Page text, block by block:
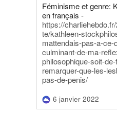
Féminisme et genre:
en français -
https://
te/kathleen-
mattendais-pas-a-ce-
culminant-de-ma-
philosophique-soit-
remarquer-que-les-
pas-de-penis/
6 janvier 2022